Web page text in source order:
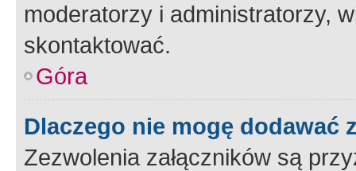
moderatorzy i administratorzy,
skontaktować.
Góra
Dlaczego nie mogę dodawać
Zezwolenia załączników są